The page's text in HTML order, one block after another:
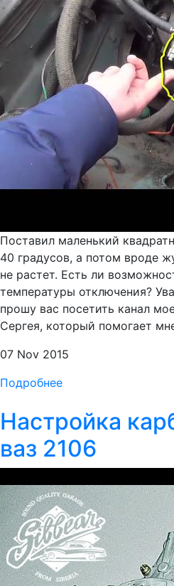
Поставил маленький
40 градусов, а потом вроде
не растет. Есть ли
температуры отключения?
прошу вас посетить канал
Сергея, который помогает
07 Nov 2015
Подробнее
Настройка
ваз 2106